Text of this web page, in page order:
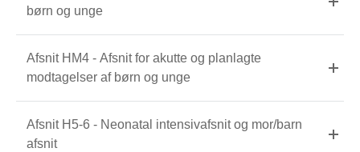
børn og unge
Afsnit HM4 - Afsnit for akutte og planlagte
modtagelser af børn og unge
Afsnit H5-6 - Neonatal intensivafsnit og mor/barn
afsnit